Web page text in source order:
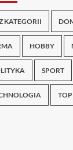
KATEGORII
HOBBY
SPORT
TOP